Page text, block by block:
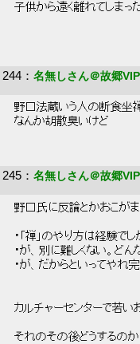
子供から遠く離れてしまっ
244 ： 名無しさん＠故郷VIP
野口法蔵いう人の断食坐
なんか胡散臭いけど
245 ： 名無しさん＠故郷VIP
野口氏に反論とかおこが
・「禅」のやり方は経験で
・が、別に難しくない。ど
・が、だからといってや
カルチャーセンターで若
それのその後どうするの